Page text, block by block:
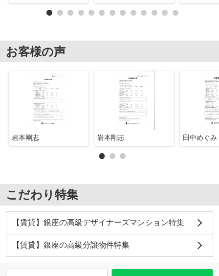
お客様の声
岩本剛志 岩本剛志 田中めぐみ
こだわり特集
【賃貸】銀座の高級デザイナーズマンション特集
【賃貸】銀座の高級分譲物件特集